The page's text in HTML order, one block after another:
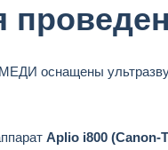
оснащены
Aplio i800 (Canon-